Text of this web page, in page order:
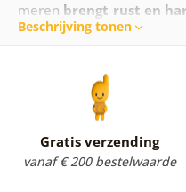
meren brengt rust en
de omringende natuur
Beschrijving tonen
Gratis verzending
vanaf € 200 bestelwaarde